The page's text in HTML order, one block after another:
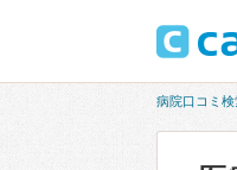
病院口コミ検